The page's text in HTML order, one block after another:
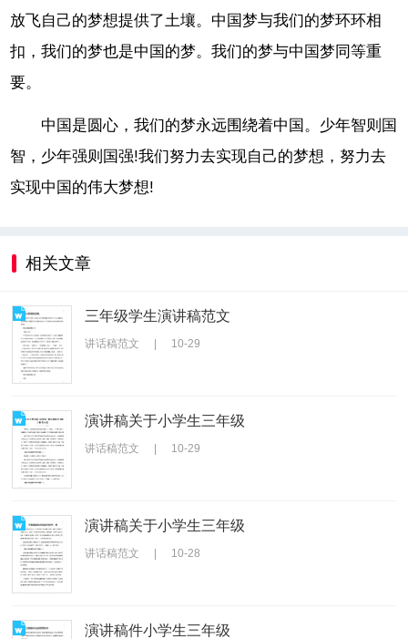
放飞自己的梦想提供了土壤。中国梦与我们的梦环环相
扣，我们的梦也是中国的梦。我们的梦与中国梦同等重
要。
中国是圆心，我们的梦永远围绕着中国。少年智则国
智，少年强则国强!我们努力去实现自己的梦想，努力去
实现中国的伟大梦想!
相关文章
三年级学生演讲稿范文
讲话稿范文 10-29
演讲稿关于小学生三年级
讲话稿范文 10-29
演讲稿关于小学生三年级
讲话稿范文 10-28
演讲稿件小学生三年级